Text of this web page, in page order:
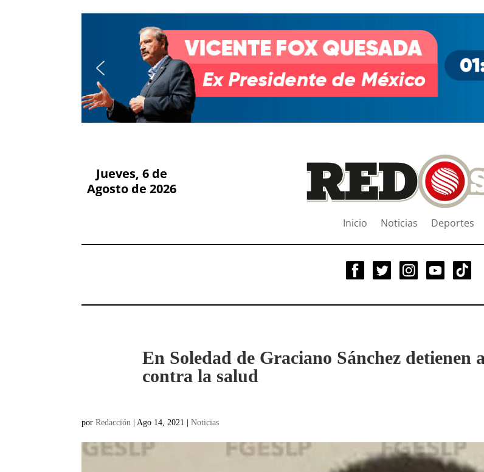
Jueves, 6 de
Agosto de 2026
Inicio Noticias Deportes
En Soledad de Graciano Sánchez detienen
contra la salud
porRedacción | Ago 14, 2021 |Noticias